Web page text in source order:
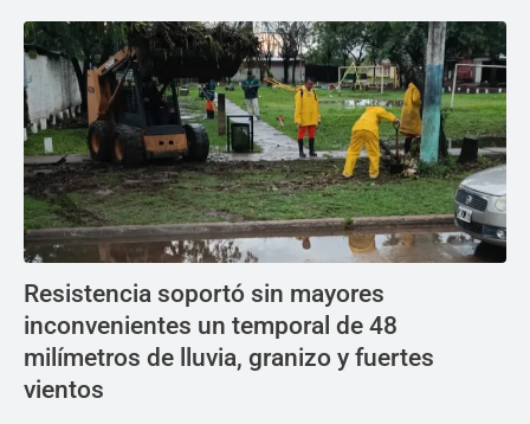
Resistencia soportó sin mayores
inconvenientes un temporal de 48
milímetros de lluvia, granizo y fuertes
vientos